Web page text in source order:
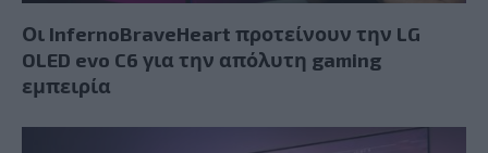
Οι InfernoBraveHeart προτείνουν την LG
OLED evo C6 για την απόλυτη gaming
εμπειρία